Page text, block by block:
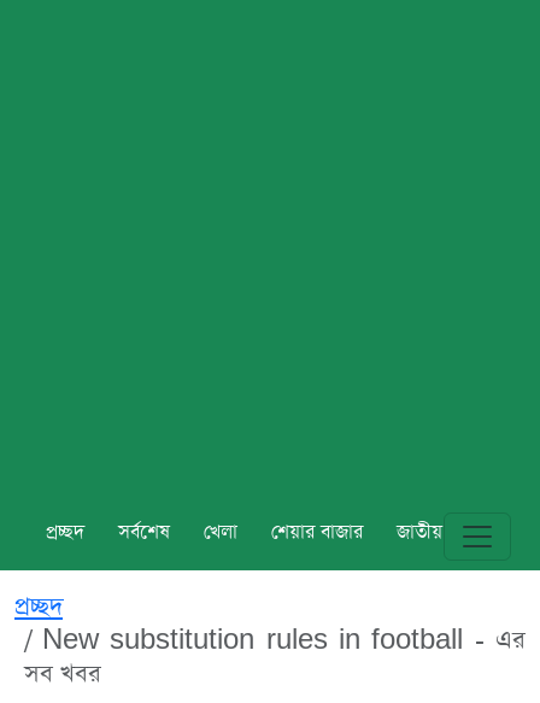
প্রচ্ছদ সর্বশেষ খেলা শেয়ার বাজার জাতীয় বিশ্ব
প্রচ্ছদ
New substitution rules in football - এর
সব খবর